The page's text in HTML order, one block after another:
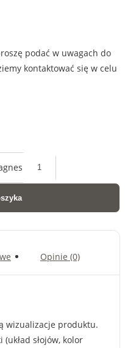
podać w uwagach do
kontaktować się w celu
Opinie (0)
wizualizacje produktu.
słojów, kolor